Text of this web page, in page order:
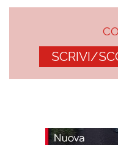
SCRIVI/